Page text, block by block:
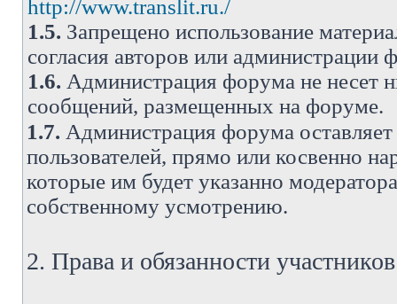
http://www.translit.ru./
1.5. Запрещено использование
согласия авторов или администрации
1.6. Администрация форума не несет
сообщений, размещенных на форуме.
1.7. Администрация форума
пользователей, прямо или косвенно
которые им будет указанно
собственному усмотрению.
2. Права и обязанности